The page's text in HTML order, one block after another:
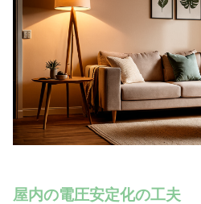
屋内の電圧安定化の工夫